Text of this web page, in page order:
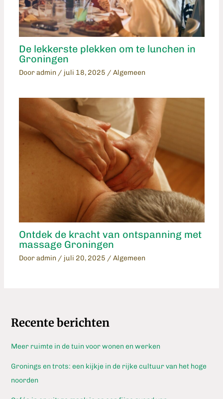
De lekkerste plekken om te lunchen in
Groningen
Door admin / juli 18, 2025 / Algemeen
Ontdek de kracht van ontspanning met
massage Groningen
Door admin / juli 20, 2025 / Algemeen
Recente berichten
Meer ruimte in de tuin voor wonen en werken
Gronings en trots: een kijkje in de rijke cultuur van het hoge
noorden